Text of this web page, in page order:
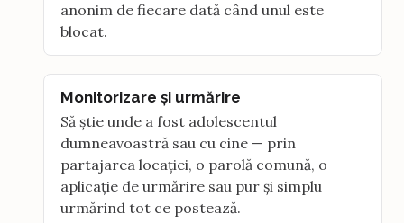
anonim de fiecare dată când unul este
blocat.
Monitorizare și urmărire
Să știe unde a fost adolescentul
dumneavoastră sau cu cine — prin
partajarea locației, o parolă comună, o
aplicație de urmărire sau pur și simplu
urmărind tot ce postează.